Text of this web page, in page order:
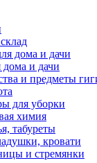
и дачи
и предметы
для уборки
химия
табуреты
кровати
и стремянки